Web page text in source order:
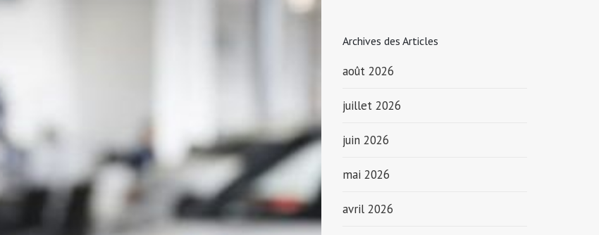
Archives des Articles
août 2026
juillet 2026
juin 2026
mai 2026
avril 2026